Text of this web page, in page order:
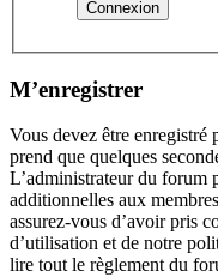
M’enregistrer
Vous devez être enregistré
prend que quelques
L’administrateur du forum
additionnelles aux
assurez-vous d’avoir pris
d’utilisation et de notre
lire tout le règlement du